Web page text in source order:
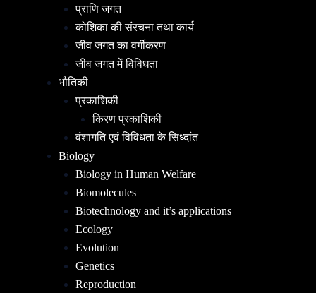
प्राणि जगत
कोशिका की संरचना तथा कार्य
जीव जगत का वर्गीकरण
जीव जगत में विविधता
भौतिकी
प्रकाशिकी
किरण प्रकाशिकी
वंशागति एवं विविधता के सिध्दांत
Biology
Biology in Human Welfare
Biomolecules
Biotechnology and it’s applications
Ecology
Evolution
Genetics
Reproduction